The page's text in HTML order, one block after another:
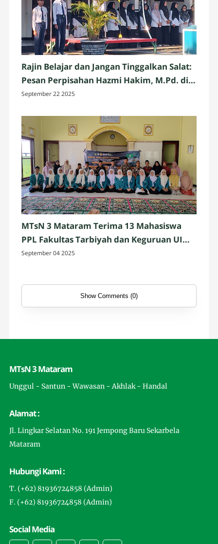
Rajin Belajar dan Jangan Tinggalkan Salat:
Pesan Perpisahan Hazmi Hakim, M.Pd. di
MTsN 3 Mataram
September 22 2025
MTsN 3 Mataram Terima 13 Mahasiswa
PPL Fakultas Tarbiyah dan Keguruan UIN
Mataram
September 04 2025
Show Comments (0)
MTsN 3 Mataram
Unggul - Santun - Wawasan - Akhlak - Handal
Alamat :
Jl. Lingkar Selatan No. 191 Jempong Baru Sekarbela
Mataram
Hubungi Kami :
T. (+62) 81936724858 (Admin)
F. (+62) 81936724858 (Admin)
Social Media